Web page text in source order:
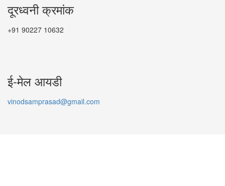
दूरध्वनी क्रमांक
+91 90227 10632
ई-मेल आयडी
vinodsamprasad@gmail.com